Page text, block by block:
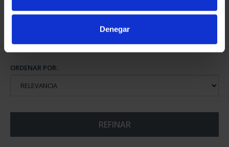
Denegar
ORDENAR POR:
REFINAR